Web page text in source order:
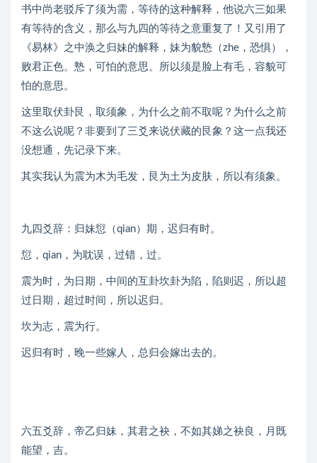
书中尚老驳斥了须为需，等待的这种解释，他说六三如果
有等待的含义，那么与九四的等待之意重复了！又引用了
《易林》之中涣之归妹的解释，妹为貌慹（zhe，恐惧），
败君正色。慹，可怕的意思。所以须是脸上有毛，容貌可
怕的意思。
这里取伏卦艮，取须象，为什么之前不取呢？为什么之前
不这么说呢？非要到了三爻来说伏藏的艮象？这一点我还
没想通，先记录下来。
其实我认为震为木为毛发，艮为土为皮肤，所以有须象。
九四爻辞：归妹愆（qian）期，迟归有时。
愆，qian，为耽误，过错，过。
震为时，为日期，中间的互卦坎卦为陷，陷则迟，所以超
过日期，超过时间，所以迟归。
坎为志，震为行。
迟归有时，晚一些嫁人，总归会嫁出去的。
六五爻辞，帝乙归妹，其君之袂，不如其娣之袂良，月既
能望，吉。